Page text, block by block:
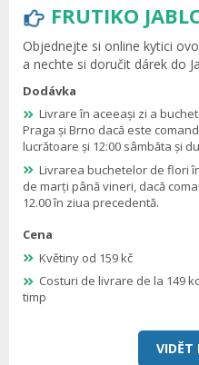
FRUTIKO
Objednejte si online kytici
a nechte si doručit dárek do
Dodávka
Livrare în aceeași zi a
Praga și Brno dacă este
lucrătoare și 12:00 sâmbăta și
Livrarea buchetelor de flori
de marți până vineri, dacă
12.00 în ziua precedentă.
Cena
Květiny od 159 kč
Costuri de livrare de la 149
timp
VIDĚT